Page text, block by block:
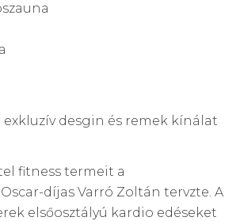
desgin és remek kínálat
fitness termeit a
díjas Varró Zoltán tervzte. A
elsőosztályú kardio edéseket